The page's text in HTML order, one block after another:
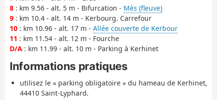
8 : km 9.56 - alt. 5 m - Bifurcation - Mès (fleuve)
9 : km 10.4 - alt. 14 m - Kerbourg. Carrefour
10 : km 10.96 - alt. 17 m - Allée couverte de Kerbour
11 : km 11.54 - alt. 12 m - Fourche
D/A : km 11.99 - alt. 10 m - Parking à Kerhinet
Informations pratiques
utilisez le « parking obligatoire » du hameau de Kerhinet,
44410 Saint-Lyphard.